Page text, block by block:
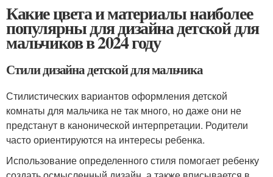
Какие цвета и материалы наиболее
популярны для дизайна детской для
мальчиков в 2024 году
Стили дизайна детской для мальчика
Стилистических вариантов оформления детской
комнаты для мальчика не так много, но даже они не
предстанут в канонической интерпретации. Родители
часто ориентируются на интересы ребенка.
Использование определенного стиля помогает ребенку